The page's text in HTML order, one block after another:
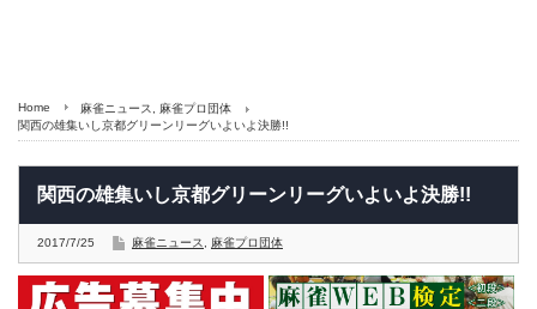
Home 麻雀ニュース
麻雀プロ団体
関西の雄集いし京都グリーンリーグいよいよ決勝!!
関西の雄集いし京都グリーンリーグいよいよ決勝!!
2017/7/25 麻雀ニュース 麻雀プロ団体